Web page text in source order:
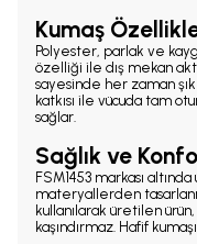
Kumaş
Polyester, parlak ve
özelliği ile dış mekan
sayesinde her zaman
katkısı ile vücuda tam
sağlar.
Sağlık ve
FSM1453 markası
materyallerden
kullanılarak üretilen
kaşındırmaz. Hafif